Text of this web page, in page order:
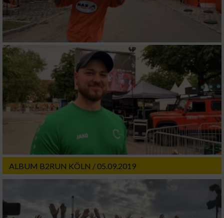
ALBUM B2RUN KÖLN / 05.09.2019